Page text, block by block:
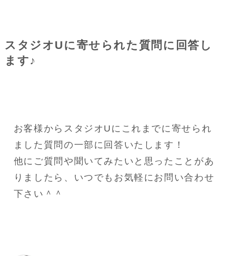
スタジオUに寄せられた質問に回答し
ます♪
お客様からスタジオUにこれまでに寄せられ
ました質問の一部に回答いたします！
他にご質問や聞いてみたいと思ったことがあ
りましたら、いつでもお気軽にお問い合わせ
下さい＾＾